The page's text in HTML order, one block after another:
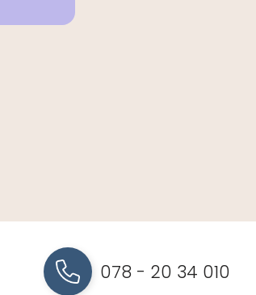
078 - 20 34 010